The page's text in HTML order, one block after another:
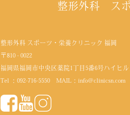
整形外科 ス
整形外科 スポーツ・栄養クリニック 福岡
〒810 - 0022
福岡県福岡市中央区薬院1丁目5番6号ハイヒ
Tel ： 092-716-5550MAIL： info@clinicsn.com